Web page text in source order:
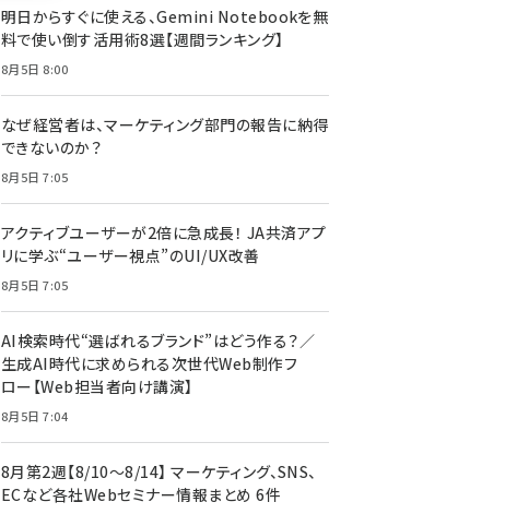
meo (1274)
明日からすぐに使える、Gemini Notebookを無
料で使い倒す活用術8選【週間ランキング】
8月5日 8:00
なぜ経営者は、マーケティング部門の報告に納得
できないのか？
8月5日 7:05
アクティブユーザーが2倍に急成長！ JA共済アプ
リに学ぶ“ユーザー視点”のUI/UX改善
8月5日 7:05
AI検索時代“選ばれるブランド”はどう作る？／
生成AI時代に求められる次世代Web制作フ
ロー【Web担当者向け講演】
8月5日 7:04
8月第2週【8/10～8/14】 マーケティング、SNS、
ECなど各社Webセミナー情報まとめ 6件